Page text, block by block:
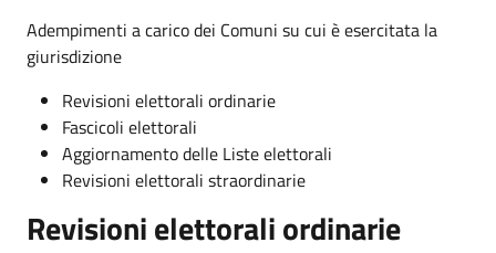
Adempimenti a carico dei Comuni su cui è esercitata la
giurisdizione
Revisioni elettorali ordinarie
Fascicoli elettorali
Aggiornamento delle Liste elettorali
Revisioni elettorali straordinarie
Revisioni elettorali ordinarie